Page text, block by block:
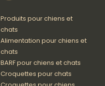
Produits pour chiens et
chats
Alimentation pour chiens et
chats
BARF pour chiens et chats
Croquettes pour chats